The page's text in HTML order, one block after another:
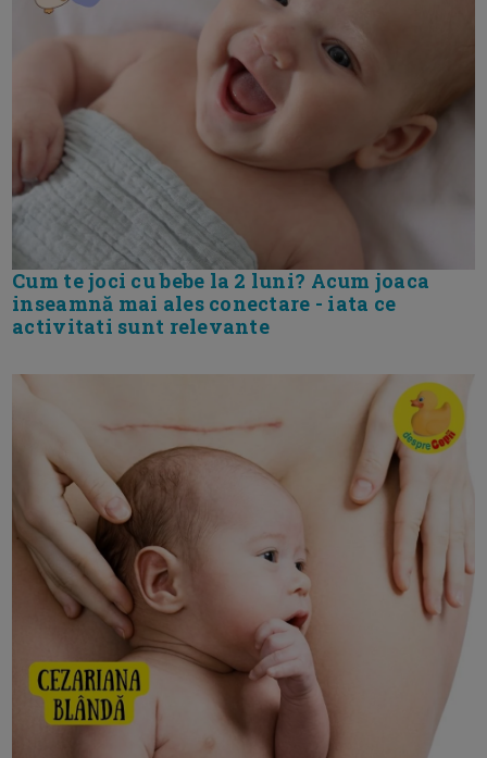
Cum te joci cu bebe la 2 luni? Acum joaca
inseamnă mai ales conectare - iata ce
activitati sunt relevante